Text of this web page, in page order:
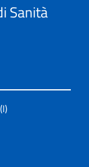
Sanità